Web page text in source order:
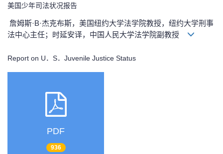
美国少年司法状况报告
詹姆斯·B·杰克布斯，美国纽约大学法学院教授，纽约大学刑事
法中心主任；时延安译，中国人民大学法学院副教授
Report on U．S．Juvenile Justice Status
PDF
936